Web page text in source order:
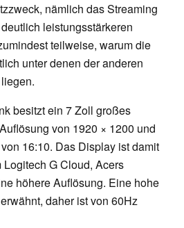
nämlich das Streaming
leistungsstärkeren
teilweise, warum die
unter denen der anderen
besitzt ein 7 Zoll großes
von 1920 × 1200 und
16:10. Das Display ist damit
G Cloud, Acers
höhere Auflösung. Eine hohe
daher ist von 60Hz